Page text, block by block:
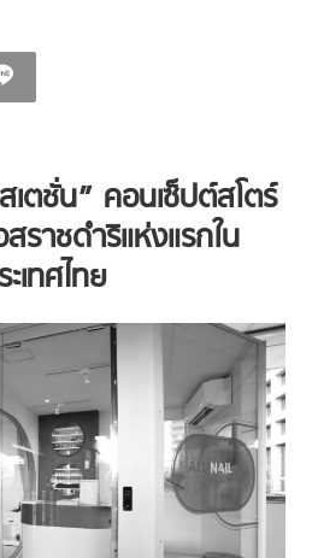
ตชั่น” คอนเซ็ปต์สโตร์
ราชดำริแห่งแรกใน
เทศไทย